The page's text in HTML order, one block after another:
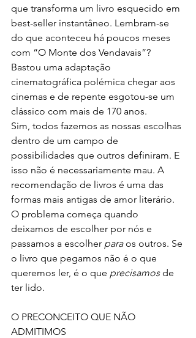
que transforma um livro esquecido em
best-seller instantâneo. Lembram-se
do que aconteceu há poucos meses
com “O Monte dos Vendavais”?
Bastou uma adaptação
cinematográfica polémica chegar aos
cinemas e de repente esgotou-se um
clássico com mais de 170 anos.
Sim, todos fazemos as nossas escolhas
dentro de um campo de
possibilidades que outros definiram. E
isso não é necessariamente mau. A
recomendação de livros é uma das
formas mais antigas de amor literário.
O problema começa quando
deixamos de escolher por nós e
passamos a escolher para os outros. Se
o livro que pegamos não é o que
queremos ler, é o que precisamos de
ter lido.
O PRECONCEITO QUE NÃO
ADMITIMOS